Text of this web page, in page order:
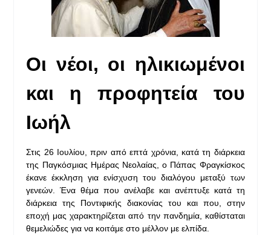
Οι νέοι, οι ηλικιωμένοι
και η προφητεία του
Ιωήλ
Στις 26 Ιουλίου, πριν από επτά χρόνια, κατά τη διάρκεια
της Παγκόσμιας Ημέρας Νεολαίας, ο Πάπας Φραγκίσκος
έκανε έκκληση για ενίσχυση του διαλόγου μεταξύ των
γενεών. Ένα θέμα που ανέλαβε και ανέπτυξε κατά τη
διάρκεια της Ποντιφικής διακονίας του και που, στην
εποχή μας χαρακτηρίζεται από την πανδημία, καθίσταται
θεμελιώδες για να κοιτάμε στο μέλλον με ελπίδα.